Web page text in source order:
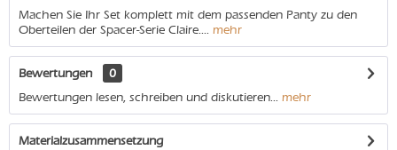
Machen Sie Ihr Set komplett mit dem passenden Panty zu den
Oberteilen der Spacer-Serie Claire.... mehr
Bewertungen
0
Bewertungen lesen, schreiben und diskutieren... mehr
Materialzusammensetzung